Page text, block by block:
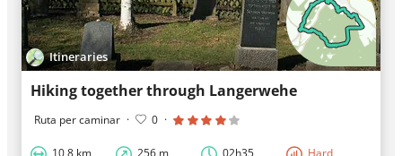
Itineraries
Hiking together through Langerwehe
Ruta per caminar · 0 ·